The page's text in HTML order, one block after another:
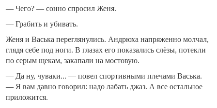
— Чего? — сонно спросил Женя.
— Грабить и убивать.
Женя и Васька переглянулись. Андрюха напряженно молчал,
глядя себе под ноги. В глазах его показались слёзы, потекли
по серым щекам, закапали на мостовую.
— Да ну, чуваки... — повел спортивными плечами Васька.
— Я вам давно говорил: надо лабать джаз. А все остальное
приложится.